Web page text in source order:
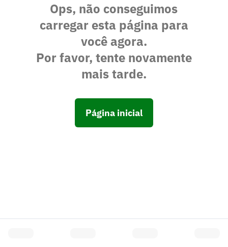
Ops, não conseguimos
carregar esta página para
você agora.
Por favor, tente novamente
mais tarde.
Página inicial